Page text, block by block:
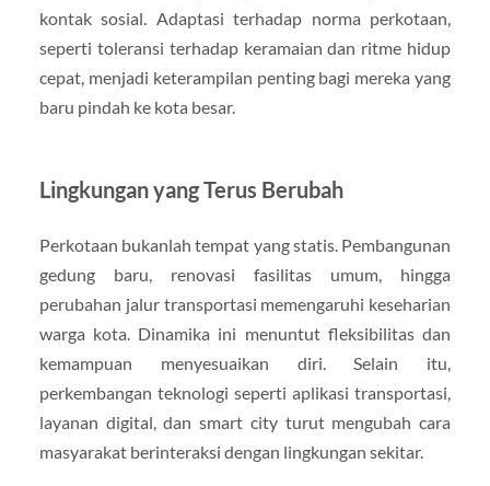
kontak sosial. Adaptasi terhadap norma perkotaan,
seperti toleransi terhadap keramaian dan ritme hidup
cepat, menjadi keterampilan penting bagi mereka yang
baru pindah ke kota besar.
Lingkungan yang Terus Berubah
Perkotaan bukanlah tempat yang statis. Pembangunan
gedung baru, renovasi fasilitas umum, hingga
perubahan jalur transportasi memengaruhi keseharian
warga kota. Dinamika ini menuntut fleksibilitas dan
kemampuan menyesuaikan diri. Selain itu,
perkembangan teknologi seperti aplikasi transportasi,
layanan digital, dan smart city turut mengubah cara
masyarakat berinteraksi dengan lingkungan sekitar.